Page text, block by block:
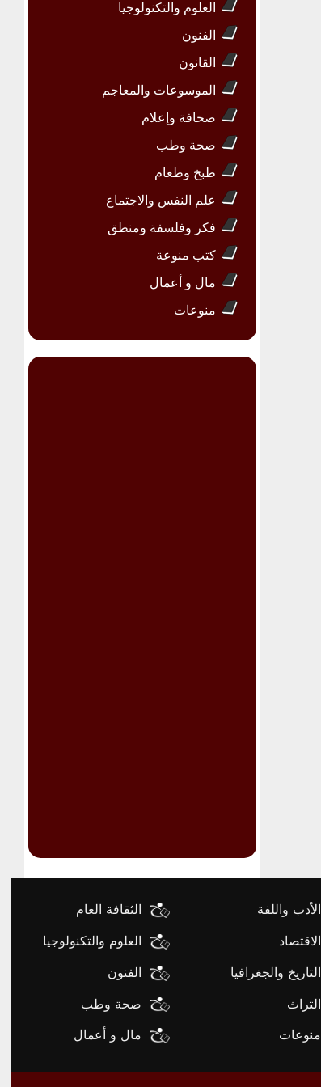
العلوم والتكنولوجيا
الفنون
القانون
الموسوعات والمعاجم
صحافة وإعلام
صحة وطب
طبخ وطعام
علم النفس والاجتماع
فكر وفلسفة ومنطق
كتب منوعة
مال و أعمال
منوعات
الأدب واللفة
الاقتصاد
التاريخ والجغرافيا
التراث
منوعات
الثقافة العام
العلوم والتكنولوجيا
الفنون
صحة وطب
مال و أعمال